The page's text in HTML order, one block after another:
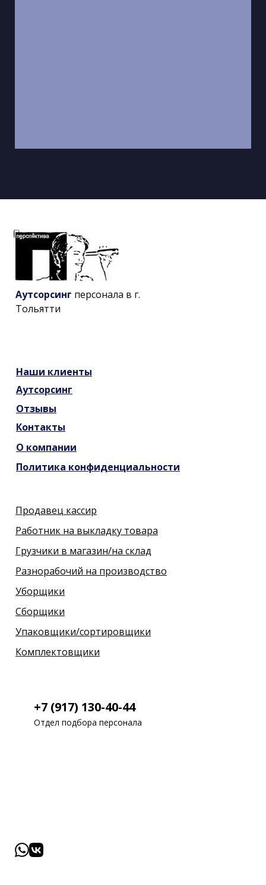
Политика конфиденциальности
Комплектовщики
Упаковщики/сортировщики
Сборщики
Уборщики
Разнорабочий на производство
Грузчики в магазин/на склад
Работник на выкладку товара
Продавец кассир
+7 (917) 130-40-44
Отдел подбора персонала
О компании
Контакты
Отзывы
Аутсорсинг
Наши клиенты
Аутсорсинг персонала в г.
Тольятти